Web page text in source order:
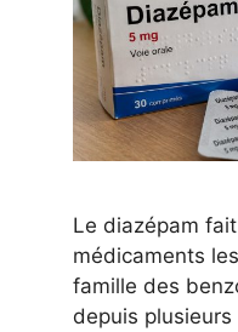
Le diazépam
médicaments
famille des
depuis